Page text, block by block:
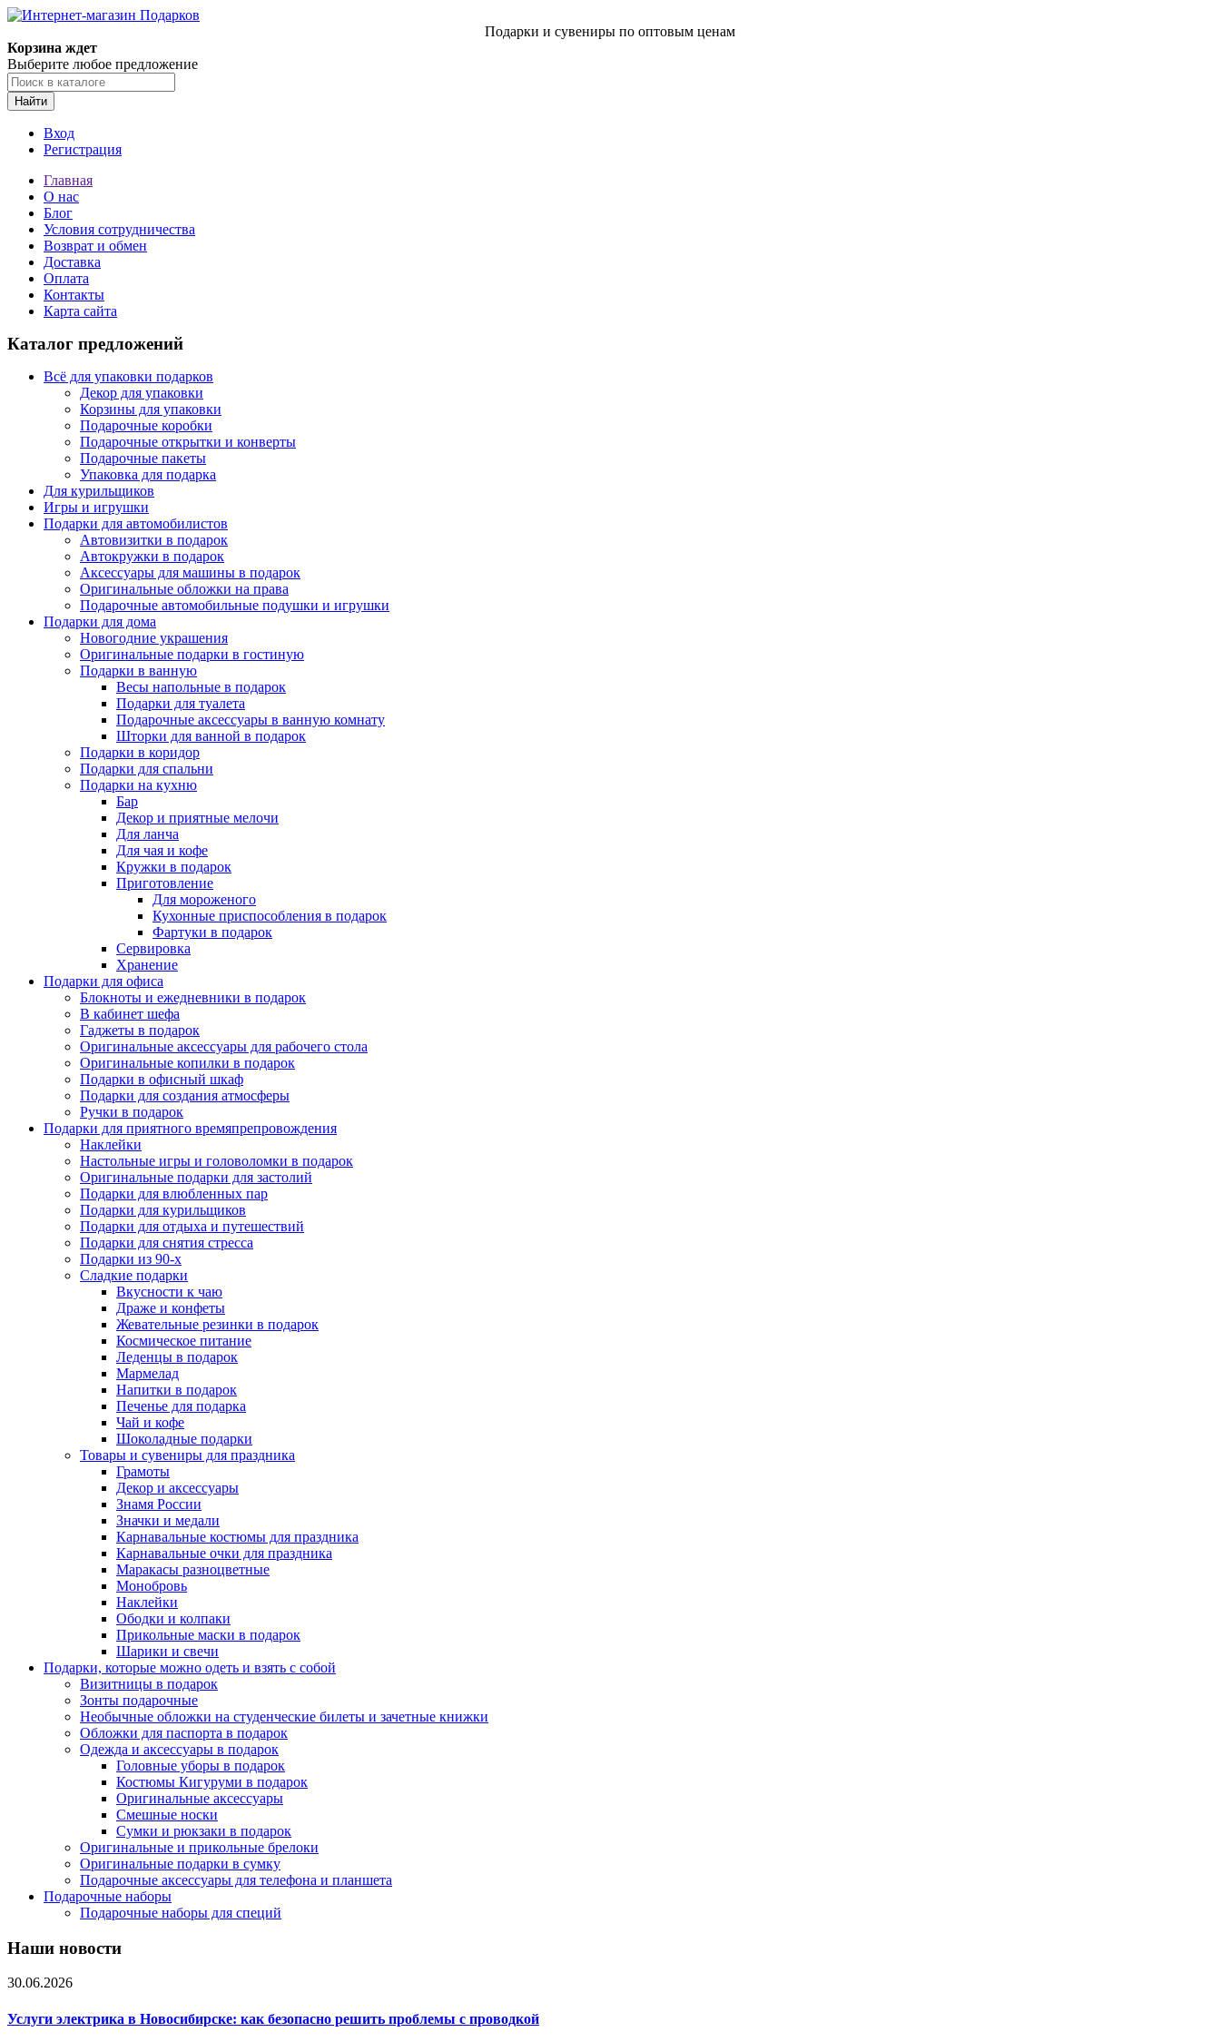
Подарки и сувениры по оптовым ценам
Корзина ждет
Выберите любое предложение
Найти
Вход
Регистрация
Главная
О нас
Блог
Условия сотрудничества
Возврат и обмен
Доставка
Оплата
Контакты
Карта сайта
Каталог предложений
Всё для упаковки подарков
Декор для упаковки
Корзины для упаковки
Подарочные коробки
Подарочные открытки и конверты
Подарочные пакеты
Упаковка для подарка
Для курильщиков
Игры и игрушки
Подарки для автомобилистов
Автовизитки в подарок
Автокружки в подарок
Аксессуары для машины в подарок
Оригинальные обложки на права
Подарочные автомобильные подушки и игрушки
Подарки для дома
Новогодние украшения
Оригинальные подарки в гостиную
Подарки в ванную
Весы напольные в подарок
Подарки для туалета
Подарочные аксессуары в ванную комнату
Шторки для ванной в подарок
Подарки в коридор
Подарки для спальни
Подарки на кухню
Бар
Декор и приятные мелочи
Для ланча
Для чая и кофе
Кружки в подарок
Приготовление
Для мороженого
Кухонные приспособления в подарок
Фартуки в подарок
Сервировка
Хранение
Подарки для офиса
Блокноты и ежедневники в подарок
В кабинет шефа
Гаджеты в подарок
Оригинальные аксессуары для рабочего стола
Оригинальные копилки в подарок
Подарки в офисный шкаф
Подарки для создания атмосферы
Ручки в подарок
Подарки для приятного времяпрепровождения
Наклейки
Настольные игры и головоломки в подарок
Оригинальные подарки для застолий
Подарки для влюбленных пар
Подарки для курильщиков
Подарки для отдыха и путешествий
Подарки для снятия стресса
Подарки из 90-х
Сладкие подарки
Вкусности к чаю
Драже и конфеты
Жевательные резинки в подарок
Космическое питание
Леденцы в подарок
Мармелад
Напитки в подарок
Печенье для подарка
Чай и кофе
Шоколадные подарки
Товары и сувениры для праздника
Грамоты
Декор и аксессуары
Знамя России
Значки и медали
Карнавальные костюмы для праздника
Карнавальные очки для праздника
Маракасы разноцветные
Монобровь
Наклейки
Ободки и колпаки
Прикольные маски в подарок
Шарики и свечи
Подарки, которые можно одеть и взять с собой
Визитницы в подарок
Зонты подарочные
Необычные обложки на студенческие билеты и зачетные книжки
Обложки для паспорта в подарок
Одежда и аксессуары в подарок
Головные уборы в подарок
Костюмы Кигуруми в подарок
Оригинальные аксессуары
Смешные носки
Сумки и рюкзаки в подарок
Оригинальные и прикольные брелоки
Оригинальные подарки в сумку
Подарочные аксессуары для телефона и планшета
Подарочные наборы
Подарочные наборы для специй
Наши новости
30.06.2026
Услуги электрика в Новосибирске: как безопасно решить проблемы с проводкой